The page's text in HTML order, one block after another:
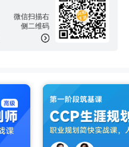
微信扫描右
侧二维码